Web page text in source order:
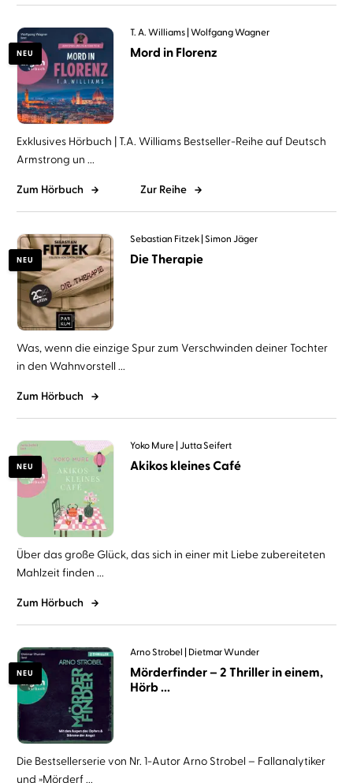
NEU
T. A. Williams Wolfgang Wagner
Mord in Florenz
Exklusives Hörbuch | T.A. Williams Bestseller-Reihe auf Deutsch
Armstrong un ...
Zum Hörbuch Zur Reihe
NEU
Sebastian Fitzek Simon Jäger
Die Therapie
Was, wenn die einzige Spur zum Verschwinden deiner Tochter
in den Wahnvorstell ...
Zum Hörbuch
NEU
Yoko Mure Jutta Seifert
Akikos kleines Café
Über das große Glück, das sich in einer mit Liebe zubereiteten
Mahlzeit finden ...
Zum Hörbuch
NEU
Arno Strobel Dietmar Wunder
Mörderfinder – 2 Thriller in einem,
Hörb ...
Die Bestsellerserie von Nr. 1-Autor Arno Strobel – Fallanalytiker
und »Mörderf ...